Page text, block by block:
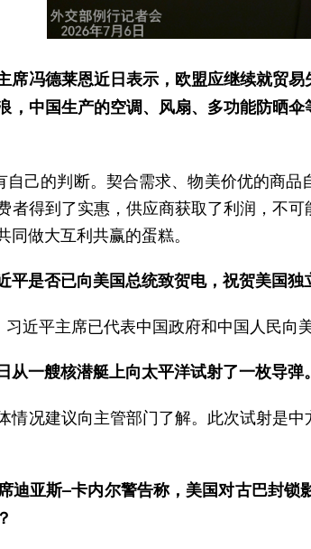
席冯德莱恩近日表示，欧盟应继续就贸
，中国生产的空调、风扇、多功能防晒
自己的判断。契合需求、物美价优的商
者得到了实惠，供应商获取了利润，不
做大互利共赢的蛋糕。
平是否已向美国总统致贺电，祝贺美国独
近平主席已代表中国政府和中国人民向
从一艘核潜艇上向太平洋试射了一枚导
情况建议向主管部门了解。此次试射是
迪亚斯–卡内尔警告称，美国对古巴封